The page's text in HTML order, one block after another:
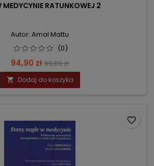
MEDYCYNIE RATUNKOWEJ 2
Autor: Amal Mattu
(0)
Cena
94,90 zł Cena
podstawowa
99,00 zł
 Dodaj do koszyka
favorite_border